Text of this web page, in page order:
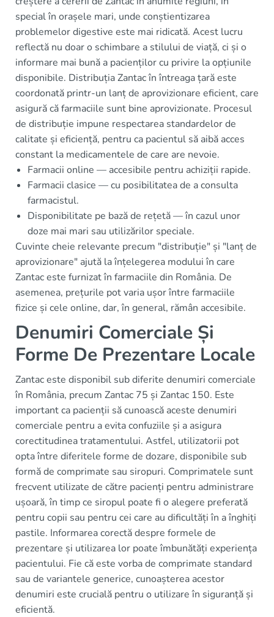
special în orașele mari, unde conștientizarea
problemelor digestive este mai ridicată. Acest lucru
reflectă nu doar o schimbare a stilului de viață, ci și o
informare mai bună a pacienților cu privire la opțiunile
disponibile. Distribuția Zantac în întreaga țară este
coordonată printr-un lanț de aprovizionare eficient, care
asigură că farmaciile sunt bine aprovizionate. Procesul
de distribuție impune respectarea standardelor de
calitate și eficiență, pentru ca pacientul să aibă acces
constant la medicamentele de care are nevoie.
Farmacii online — accesibile pentru achiziții rapide.
Farmacii clasice — cu posibilitatea de a consulta
farmacistul.
Disponibilitate pe bază de rețetă — în cazul unor
doze mai mari sau utilizărilor speciale.
Cuvinte cheie relevante precum "distribuție" și "lanț de
aprovizionare" ajută la înțelegerea modului în care
Zantac este furnizat în farmaciile din România. De
asemenea, prețurile pot varia ușor între farmaciile
fizice și cele online, dar, în general, rămân accesibile.
Denumiri Comerciale Și
Forme De Prezentare Locale
Zantac este disponibil sub diferite denumiri comerciale
în România, precum Zantac 75 și Zantac 150. Este
important ca pacienții să cunoască aceste denumiri
comerciale pentru a evita confuziile și a asigura
corectitudinea tratamentului. Astfel, utilizatorii pot
opta între diferitele forme de dozare, disponibile sub
formă de comprimate sau siropuri. Comprimatele sunt
frecvent utilizate de către pacienți pentru administrare
ușoară, în timp ce siropul poate fi o alegere preferată
pentru copii sau pentru cei care au dificultăți în a înghiți
pastile. Informarea corectă despre formele de
prezentare și utilizarea lor poate îmbunătăți experiența
pacientului. Fie că este vorba de comprimate standard
sau de variantele generice, cunoașterea acestor
denumiri este crucială pentru o utilizare în siguranță și
eficientă.